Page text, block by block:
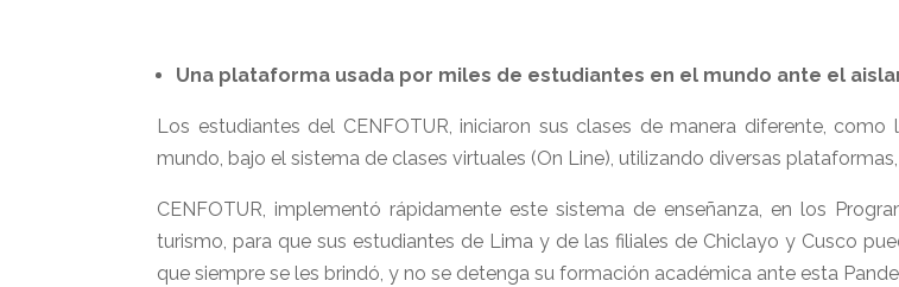
Una plataforma usada por miles de estudiantes en el mundo ante el
Los estudiantes del CENFOTUR, iniciaron sus clases de manera diferente,
mundo, bajo el sistema de clases virtuales (On Line), utilizando diversas
CENFOTUR, implementó rápidamente este sistema de enseñanza, en los
turismo, para que sus estudiantes de Lima y de las filiales de Chiclayo y Cusco
que siempre se les brindó, y no se detenga su formación académica ante esta